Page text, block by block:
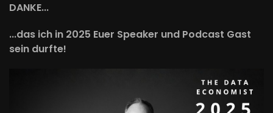
DANKE...
...das ich in 2025 Euer Speaker und Podcast Gast
sein durfte!